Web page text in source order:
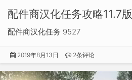
配件商汉化任务攻略11.7版
配件商汉化任务 9527
2019年8月13日 2条评论